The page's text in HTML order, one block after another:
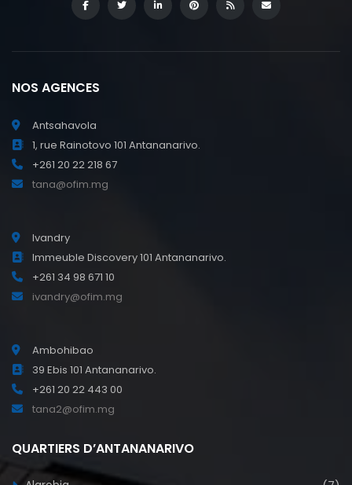
NOS AGENCES
Antsahavola
1, rue Rainotovo 101 Antananarivo.
+261 20 22 218 67
tana@ofim.mg
Ivandry
Immeuble Discovery 101 Antananarivo.
+261 34 98 671 10
ivandry@ofim.mg
Ambohibao
39 Ebis 101 Antananarivo.
+261 20 22 443 00
tana2@ofim.mg
QUARTIERS D’ANTANANARIVO